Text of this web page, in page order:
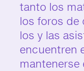
tanto los
los foros de
los y las
encuentren
mantenerse